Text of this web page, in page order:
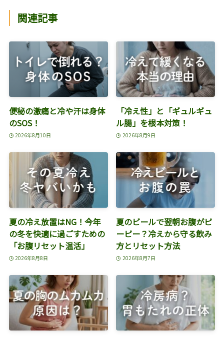
関連記事
便秘の激痛と冷や汗は身体
のSOS！
2026年8月10日
「冷え性」と「ギュルギュ
ル腸」を根本対策！
2026年8月9日
夏の冷え放置はNG！今年
の冬を快適に過ごすための
「お腹リセット温活」
2026年8月8日
夏のビールで翌朝お腹がピ
ーピー？冷えから守る飲み
方とリセット方法
2026年8月7日